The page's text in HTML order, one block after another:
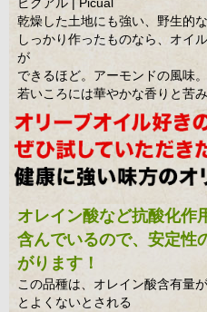
乾燥した土地にも強い、野生的な
しっかり作ったものなら、オイ
が
できるほど。アーモンドの風味。
若いころには華やかな香りと苦
オレイン酸など抗酸化作
含んでいるので、安定性
がります！
この品種は、オレイン酸含有量
とよくないとされる